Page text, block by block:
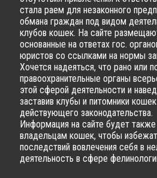
стала раем для незаконного
обмана граждан под видом
клубов кошек. На сайте
основанные на ответах гос.
юристов со ссылками на нормы
Хочется надеяться, что рано или
правоохранительные органы
этой сферой деятельности и
заставив клубы и питомники
действующего законодательства.
Информация на сайте будет
владельцам кошек, чтобы
последствий вовлечения себя в
деятельность в сфере